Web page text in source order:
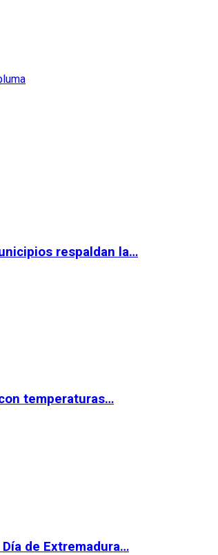
respaldan la…
temperaturas…
de Extremadura…